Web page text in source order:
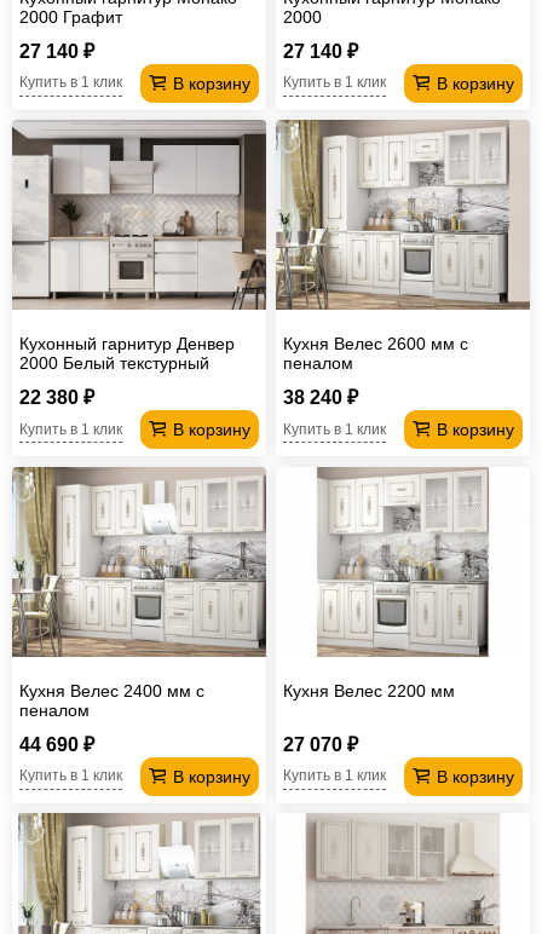
2000 Графит
27 140 ₽
В корзину
Купить в 1 клик
2000
27 140 ₽
В корзину
Купить в 1 клик
Кухонный гарнитур Денвер
2000 Белый текстурный
22 380 ₽
В корзину
Купить в 1 клик
Кухня Велес 2600 мм с
пеналом
38 240 ₽
В корзину
Купить в 1 клик
Кухня Велес 2400 мм с
пеналом
44 690 ₽
В корзину
Купить в 1 клик
Кухня Велес 2200 мм
27 070 ₽
В корзину
Купить в 1 клик